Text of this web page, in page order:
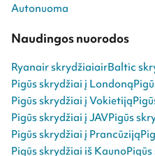
Autonuoma
Naudingos nuorodos
Ryanair skrydžiaiairBaltic
Pigūs skrydžiai į Londoną
Pigūs skrydžiai į Vokietiją
Pigūs skrydžiai į JAVPigūs
Pigūs skrydžiai į Prancūziją
Pigūs skrydžiai iš Kauno